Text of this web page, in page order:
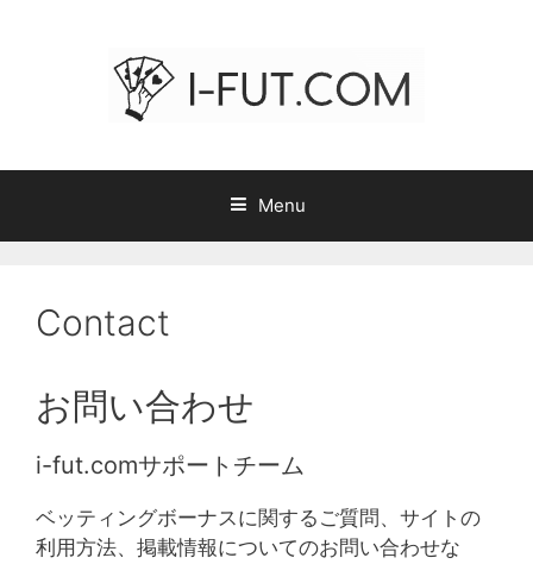
Menu
Contact
お問い合わせ
i-fut.comサポートチーム
ベッティングボーナスに関するご質問、サイトの
利用方法、掲載情報についてのお問い合わせな